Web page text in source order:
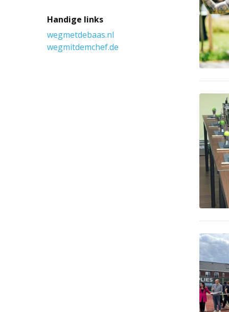
Handige links
wegmetdebaas.nl
wegmitdemchef.de